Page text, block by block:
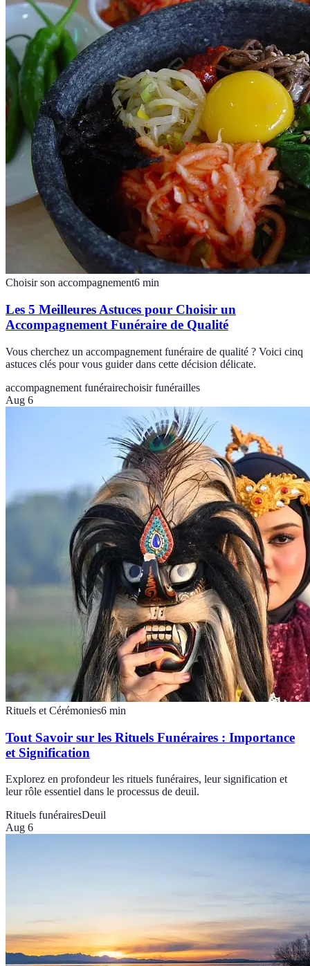
Choisir son accompagnement6 min
Les 5 Meilleures Astuces pour Choisir un
Accompagnement Funéraire de Qualité
Vous cherchez un accompagnement funéraire de qualité ? Voici cinq
astuces clés pour vous guider dans cette décision délicate.
accompagnement funérairechoisir funérailles
Aug 6
Rituels et Cérémonies6 min
Tout Savoir sur les Rituels Funéraires : Importance
et Signification
Explorez en profondeur les rituels funéraires, leur signification et
leur rôle essentiel dans le processus de deuil.
Rituels funérairesDeuil
Aug 6